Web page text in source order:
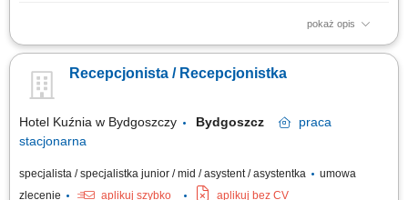
pokaż opis
Opis stanowiska kompleksowa obsługa Gości hotelowych zgodnie z
wymeldowania Gości, obsługa rezerwacji telefonicznych, mailowych oraz
bezpośrednich, udzielanie informacji o usługach hotelu, restauracji, SPA i
Recepcjonista / Recepcjonistka
Hotel Kuźnia w Bydgoszczy Bydgoszcz
praca
stacjonarna
specjalista / specjalistka junior / mid / asystent / asystentka
umowa
zlecenie
aplikuj szybko aplikuj bez CV